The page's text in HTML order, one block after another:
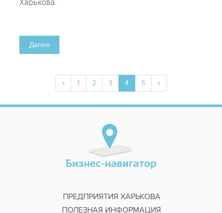
Далее
« 1 2 3 4 5 »
ПРЕДПРИЯТИЯ ХАРЬКОВА
ПОЛЕЗНАЯ ИНФОРМАЦИЯ